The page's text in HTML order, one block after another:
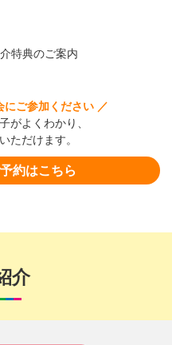
にご参加ください ／
がよくわかり、
ただけます。
約はこちら
介